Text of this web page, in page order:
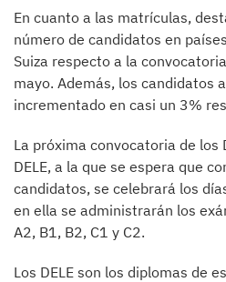
En cuanto a las matrículas,
número de candidatos en
Suiza respecto a la
mayo. Además, los candidatos
incrementado en casi un 3%
La próxima convocatoria de los
DELE, a la que se espera que
candidatos, se celebrará los
en ella se administrarán los
A2, B1, B2, C1 y C2.
Los DELE son los diplomas de